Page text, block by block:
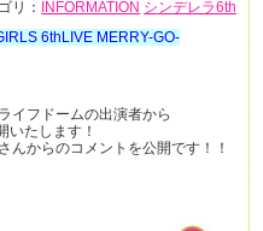
リ： INFORMATION シンデレラ6th
6thLIVE MERRY-GO-
イフドームの出演者から
いたします！
んからのコメントを公開です！！